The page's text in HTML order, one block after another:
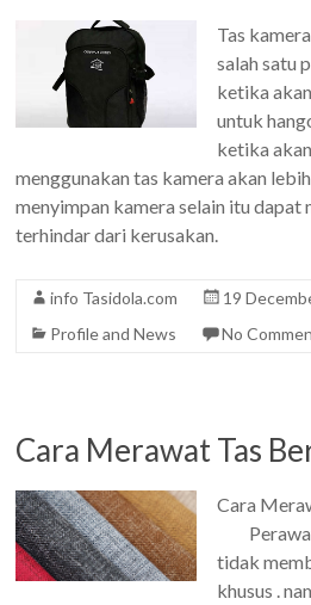
Tas
salah satu
ketika
untuk
ketika
menggunakan tas kamera akan
menyimpan kamera selain itu dapat
terhindar dari kerusakan.
info Tasidola.com
19
Profile and News
No
Cara Merawat Tas
Cara
tidak
khusus .